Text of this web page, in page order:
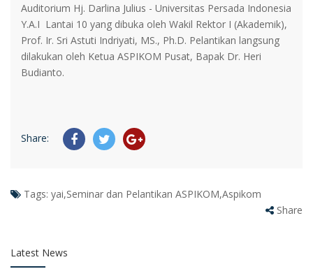
Auditorium Hj. Darlina Julius - Universitas Persada Indonesia
Y.A.I Lantai 10 yang dibuka oleh Wakil Rektor I (Akademik),
Prof. Ir. Sri Astuti Indriyati, MS., Ph.D. Pelantikan langsung
dilakukan oleh Ketua ASPIKOM Pusat, Bapak Dr. Heri
Budianto.
Share:
Tags: yai,Seminar dan Pelantikan ASPIKOM,Aspikom
Share
Latest News